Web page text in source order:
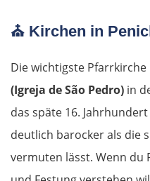
⛪ Kirchen in
Die wichtigste
(Igreja de São Pedro) in
das späte 16.
deutlich barocker als die
vermuten lässt. Wenn du
Berlin
Lübben
Spreewald